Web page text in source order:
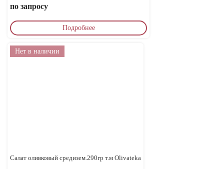
по запросу
Подробнее
Нет в наличии
Салат оливковый средизем.290гр т.м Olivateka